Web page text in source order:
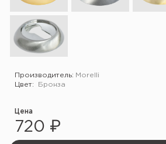
Производитель: Morelli
Цвет:
Бронза
Цена
720 ₽